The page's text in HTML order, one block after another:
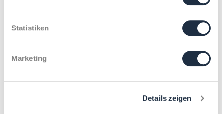
Statistiken
Marketing
Details zeigen
für Engagement